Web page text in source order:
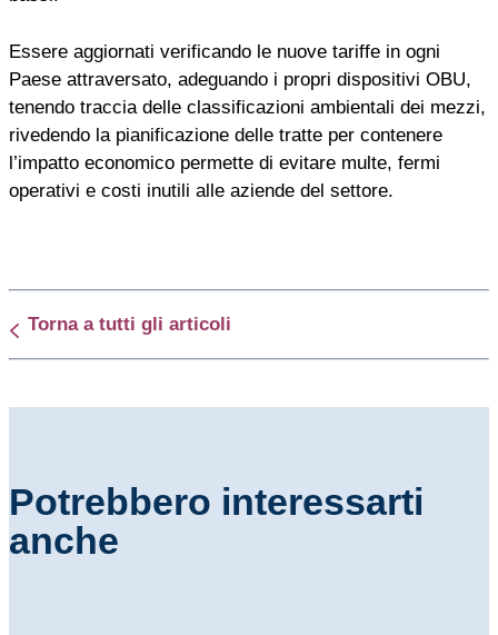
Essere aggiornati verificando le nuove tariffe in ogni
Paese attraversato, adeguando i propri dispositivi OBU,
tenendo traccia delle classificazioni ambientali dei mezzi,
rivedendo la pianificazione delle tratte per contenere
l’impatto economico permette di evitare multe, fermi
operativi e costi inutili alle aziende del settore.
Torna a tutti gli articoli
Potrebbero interessarti
anche